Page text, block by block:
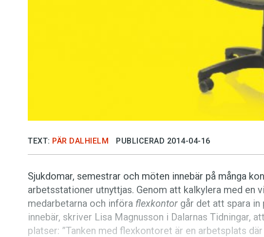
Föreslå nyord
Prenumerera
Läs
TEXT: PÄR DALHIELM PUBLICERAD 2014-04-16
Sjukdomar, semestrar och möten innebär på många
arbetsstationer utnyttjas. Genom att kalkylera med en
medarbetarna och införa flexkontor går det att spara in
innebär, skriver Lisa Magnusson i Dalarnas Tidningar,
platser: ”Tanken med flexkontoret är en arbetsplats